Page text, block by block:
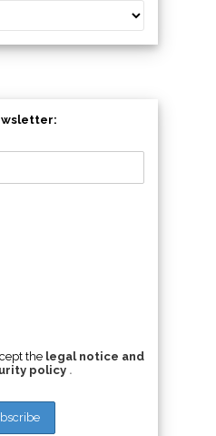
the legal notice and
policy .